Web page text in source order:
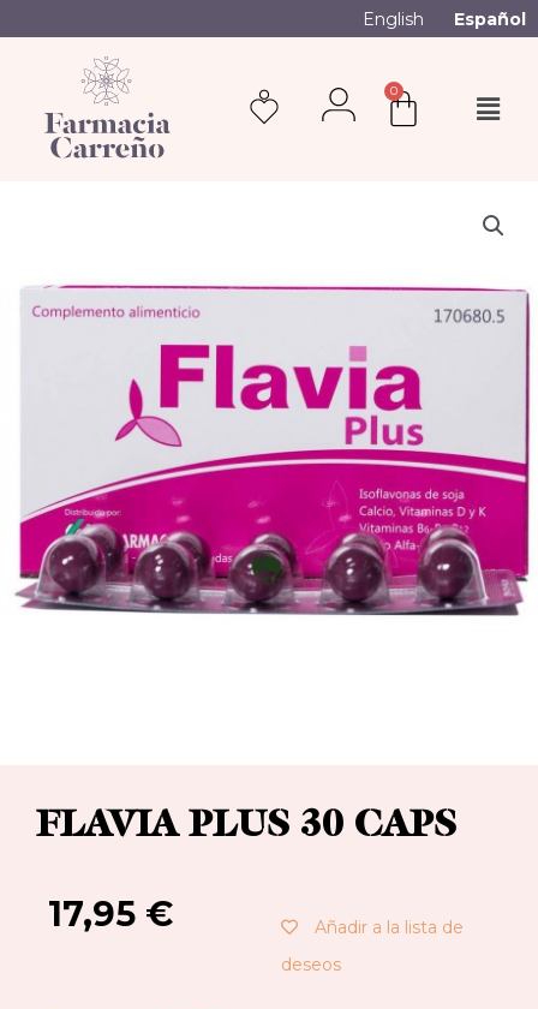
English Español
0
FLAVIA PLUS 30 CAPS
17,95 €
Añadir a la lista de
deseos